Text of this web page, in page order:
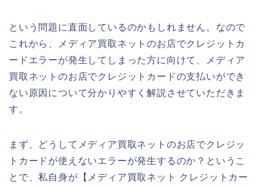
という問題に直面しているのかもしれません。なので
これから、メディア買取ネットのお店でクレジットカ
ードエラーが発生してしまった方に向けて、メディア
買取ネットのお店でクレジットカードの支払いができ
ない原因について分かりやすく解説させていただきま
す。
まず、どうしてメディア買取ネットのお店でクレジッ
トカードが使えないエラーが発生するのか？というこ
とで、私自身が【メディア買取ネット クレジットカー